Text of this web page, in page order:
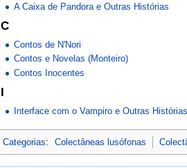
A Caixa de Pandora e Outras Histórias
C
Contos de N'Nori
Contos e Novelas (Monteiro)
Contos Inocentes
Interface com o Vampiro e Outras
Categorias: Colectâneas lusófonas